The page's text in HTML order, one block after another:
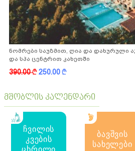
ნომრები საუზმით, ღია და დახურული
და სპა ცენტრით კახეთში
390.00k250.00k
მშობლის კალენდარი
ჩვილის
კვების
ბავშვის
სახელები